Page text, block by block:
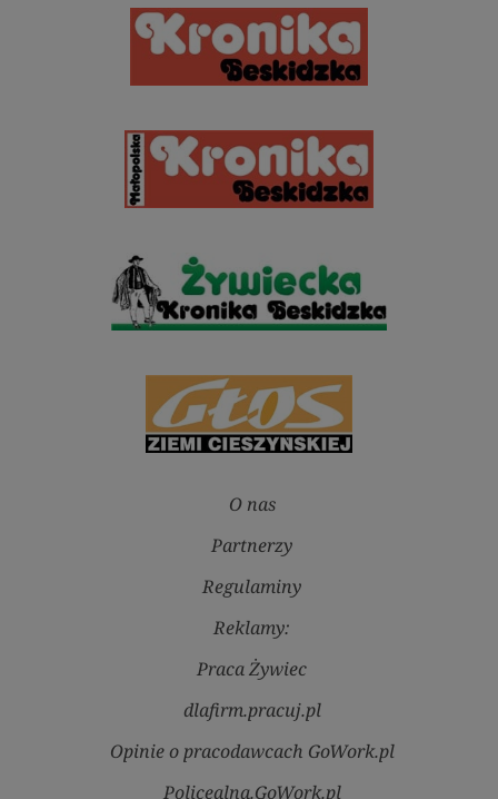
O nas
Partnerzy
Regulaminy
Reklamy:
Praca Żywiec
dlafirm.pracuj.pl
Opinie o pracodawcach GoWork.pl
Policealna.GoWork.pl